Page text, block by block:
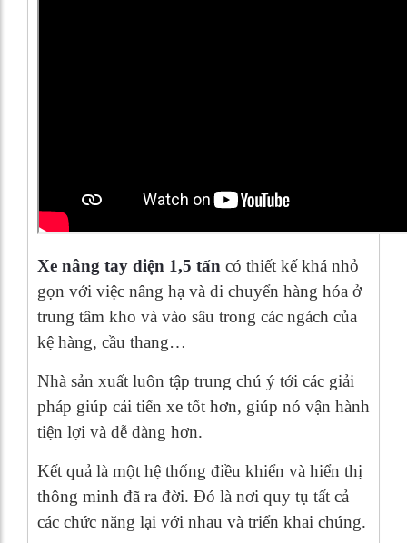
Xe nâng tay điện 1,5 tấn có thiết kế khá nhỏ
gọn với việc nâng hạ và di chuyển hàng hóa ở
trung tâm kho và vào sâu trong các ngách của
kệ hàng, cầu thang…
Nhà sản xuất luôn tập trung chú ý tới các giải
pháp giúp cải tiến xe tốt hơn, giúp nó vận hành
tiện lợi và dễ dàng hơn.
Kết quả là một hệ thống điều khiển và hiển thị
thông minh đã ra đời. Đó là nơi quy tụ tất cả
các chức năng lại với nhau và triển khai chúng.